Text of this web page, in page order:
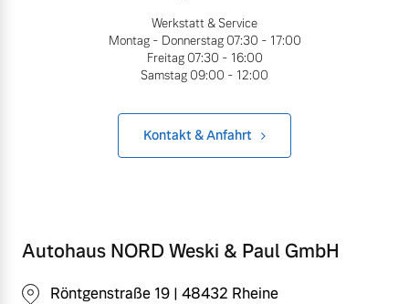
Werkstatt & Service
Montag - Donnerstag 07:30 - 17:00
Freitag 07:30 - 16:00
Samstag 09:00 - 12:00
Kontakt & Anfahrt
Autohaus NORD Weski & Paul GmbH
Röntgenstraße 19 | 48432 Rheine